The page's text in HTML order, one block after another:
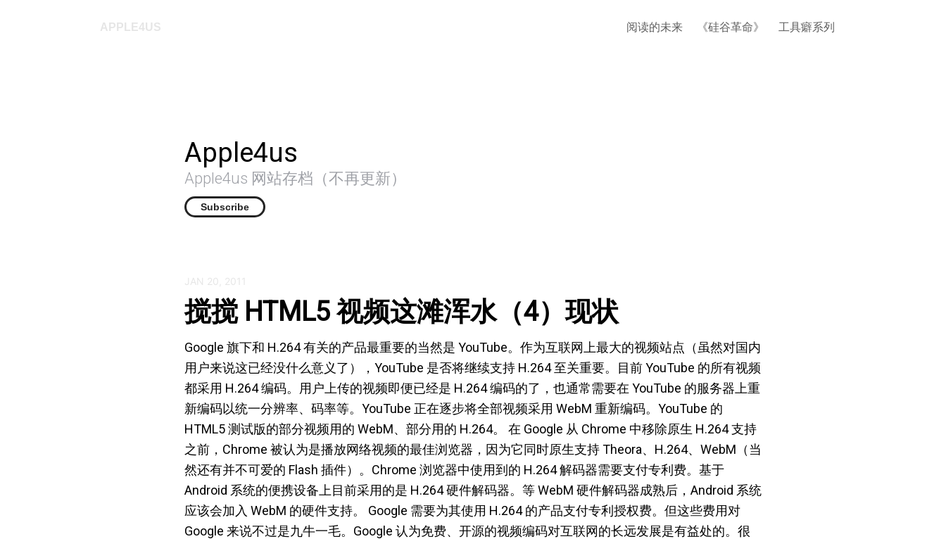
APPLE4US 阅读的未来 《硅谷革命》 工具癖系列
Apple4us
Apple4us 网站存档（不再更新）
Subscribe
JAN 20, 2011
搅搅 HTML5 视频这滩浑水（4）现状
Google 旗下和 H.264 有关的产品最重要的当然是 YouTube。作为互联网上最大的视频站点（虽然对国内
用户来说这已经没什么意义了），YouTube 是否将继续支持 H.264 至关重要。目前 YouTube 的所有视频
都采用 H.264 编码。用户上传的视频即便已经是 H.264 编码的了，也通常需要在 YouTube 的服务器上重
新编码以统一分辨率、码率等。YouTube 正在逐步将全部视频采用 WebM 重新编码。YouTube 的
HTML5 测试版的部分视频用的 WebM、部分用的 H.264。 在 Google 从 Chrome 中移除原生 H.264 支持
之前，Chrome 被认为是播放网络视频的最佳浏览器，因为它同时原生支持 Theora、H.264、WebM（当
然还有并不可爱的 Flash 插件）。Chrome 浏览器中使用到的 H.264 解码器需要支付专利费。基于
Android 系统的便携设备上目前采用的是 H.264 硬件解码器。等 WebM 硬件解码器成熟后，Android 系统
应该会加入 WebM 的硬件支持。 Google 需要为其使用 H.264 的产品支付专利授权费。但这些费用对
Google 来说不过是九牛一毛。Google 认为免费、开源的视频编码对互联网的长远发展是有益处的。很